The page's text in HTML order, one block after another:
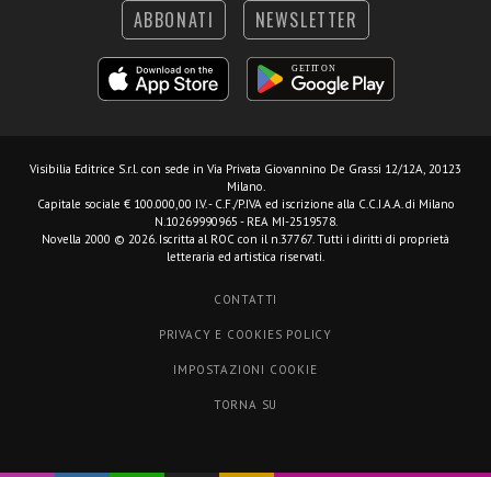
ABBONATI NEWSLETTER
Visibilia Editrice S.r.l. con sede in Via Privata Giovannino De Grassi 12/12A, 20123
Milano.
Capitale sociale € 100.000,00 I.V. - C.F./P.IVA ed iscrizione alla C.C.I.A.A. di Milano
N.10269990965 - REA MI-2519578.
Novella 2000 © 2026. Iscritta al ROC con il n.37767. Tutti i diritti di proprietà
letteraria ed artistica riservati.
CONTATTI
PRIVACY E COOKIES POLICY
IMPOSTAZIONI COOKIE
TORNA SU